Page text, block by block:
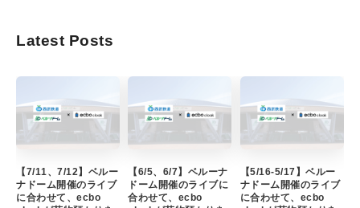
Latest Posts
【7/11、7/12】ベルー
ナドーム開催のライブ
に合わせて、ecbo
【6/5、6/7】ベルーナ
ドーム開催のライブに
合わせて、ecbo
【5/16-5/17】ベルー
ナドーム開催のライブ
に合わせて、ecbo